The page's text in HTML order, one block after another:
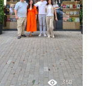
358